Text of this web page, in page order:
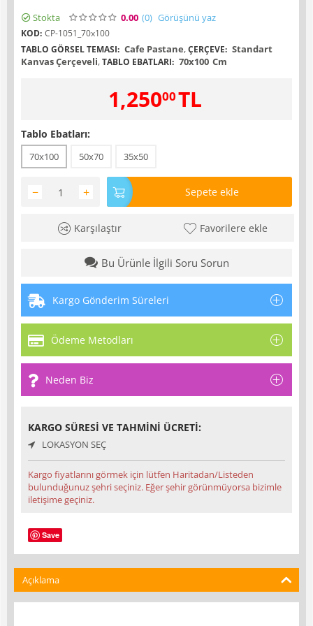
Stokta 0.00 (0) Görüşünü yaz
KOD: CP-1051_70x100
TABLO GÖRSEL TEMASI: Cafe Pastane,ÇERÇEVE: Standart
Kanvas Çerçeveli,TABLO EBATLARI: 70x100 Cm
1,25000TL
Tablo Ebatları:
70x100 50x70 35x50
+
− Sepete ekle
Karşılaştır Favorilere ekle
Bu Ürünle İlgili Soru Sorun
Kargo Gönderim Süreleri
Ödeme Metodları
Neden Biz
KARGO SÜRESI VE TAHMINI ÜCRETI:
LOKASYON SEÇ
Kargo fiyatlarını görmek için lütfen Haritadan/Listeden
bulunduğunuz şehri seçiniz. Eğer şehir görünmüyorsa bizimle
iletişime geçiniz.
Save
Açıklama